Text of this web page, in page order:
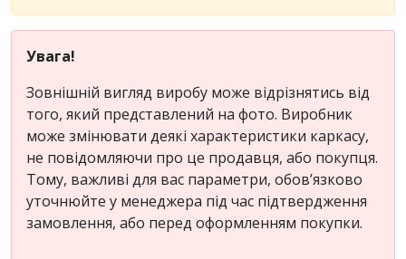
Увага!
Зовнішній вигляд виробу може відрізнятись від
того, який представлений на фото. Виробник
може змінювати деякі характеристики каркасу,
не повідомляючи про це продавця, або покупця.
Тому, важливі для вас параметри, обов’язково
уточнюйте у менеджера під час підтвердження
замовлення, або перед оформленням покупки.